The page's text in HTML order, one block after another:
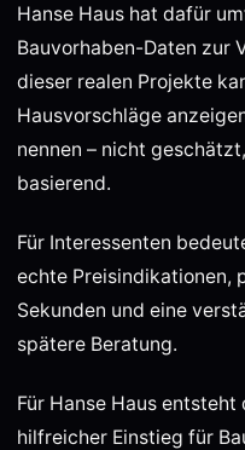
Hanse Haus hat dafür
Bauvorhaben-Daten zur
dieser realen Projekte
Hausvorschläge
nennen – nicht
basierend.
Für Interessenten
echte Preisindikationen,
Sekunden und eine
spätere Beratung.
Für Hanse Haus
hilfreicher Einstieg für